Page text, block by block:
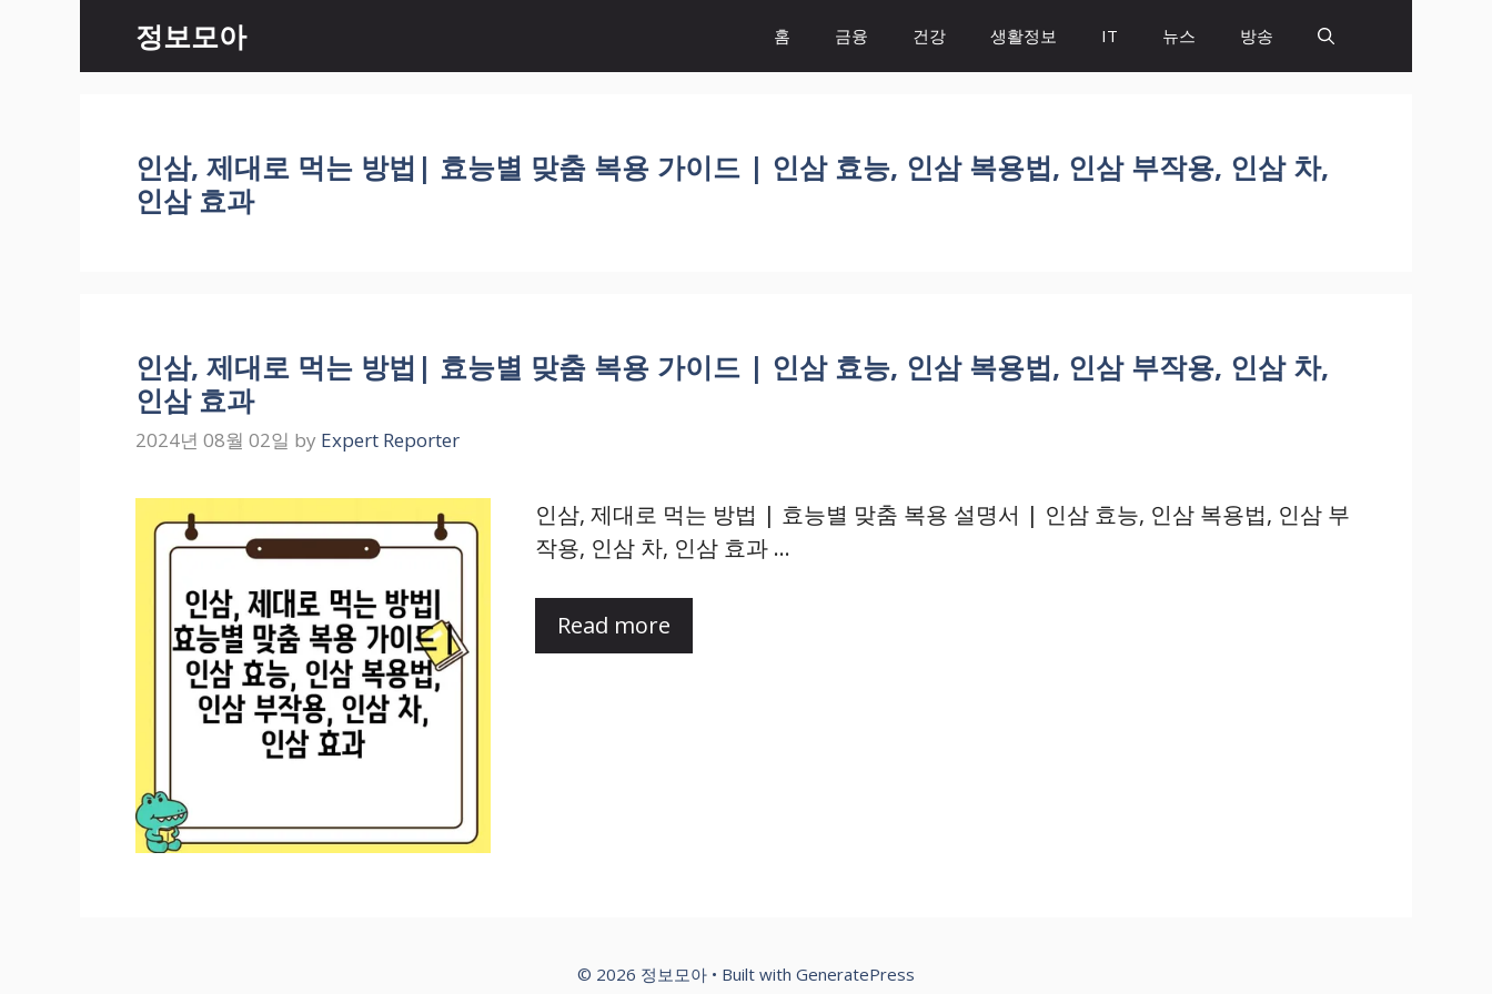
content
정보모아 홈 금융 건강 생활정보 IT 뉴스 방송
인삼, 제대로 먹는 방법| 효능별 맞춤 복용 가이드 | 인삼 효능, 인삼 복용법, 인삼 부작용, 인삼 차,
인삼 효과
인삼, 제대로 먹는 방법| 효능별 맞춤 복용 가이드 | 인삼 효능, 인삼 복용법, 인삼 부작용, 인삼 차,
인삼 효과
2024년 08월 02일 by Expert Reporter
인삼, 제대로 먹는 방법 | 효능별 맞춤 복용 설명서 | 인삼 효능, 인삼 복용법, 인삼 부
작용, 인삼 차, 인삼 효과 …
Read more
© 2026 정보모아 • Built with GeneratePress